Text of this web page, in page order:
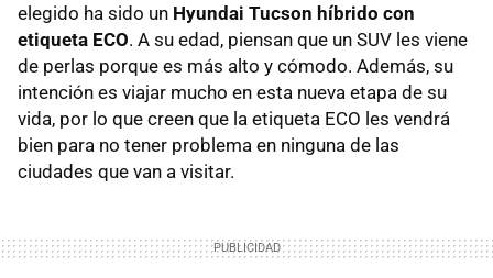
elegido ha sido un Hyundai Tucson híbrido con
etiqueta ECO. A su edad, piensan que un SUV les viene
de perlas porque es más alto y cómodo. Además, su
intención es viajar mucho en esta nueva etapa de su
vida, por lo que creen que la etiqueta ECO les vendrá
bien para no tener problema en ninguna de las
ciudades que van a visitar.